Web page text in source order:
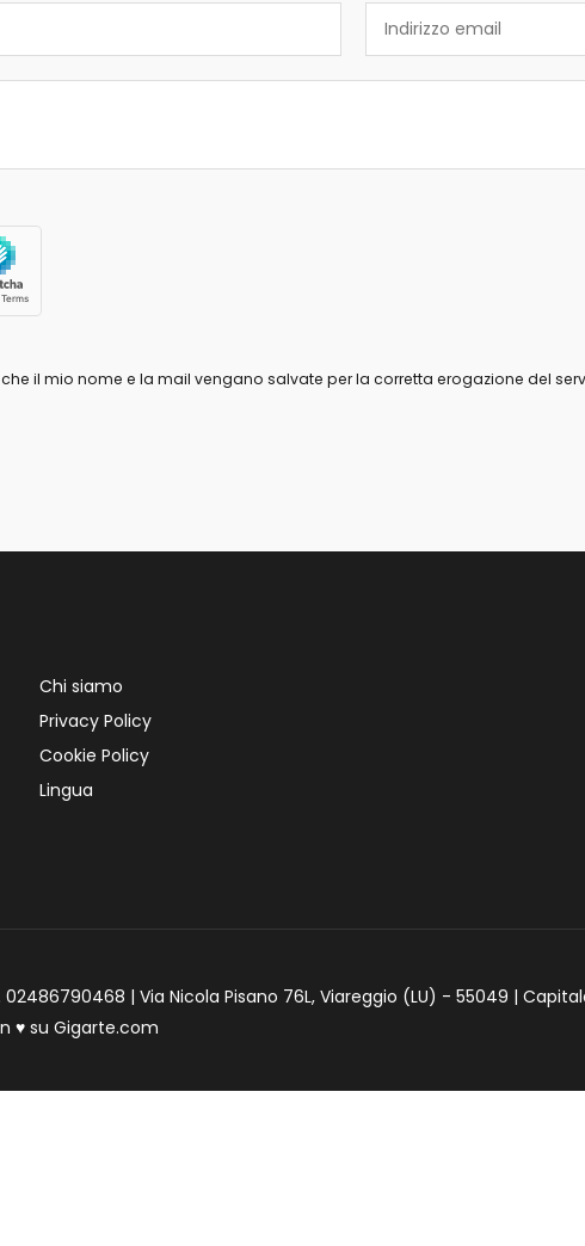
il mio nome e la mail vengano salvate per la corretta erogazione del
Chi siamo
Privacy Policy
Cookie Policy
Lingua
02486790468 | Via Nicola Pisano 76L, Viareggio (LU) - 55049 |
♥ su Gigarte.com